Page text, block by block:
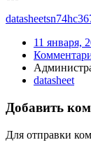
datasheet
11 января,
datasheet
Добавить
Для отправки